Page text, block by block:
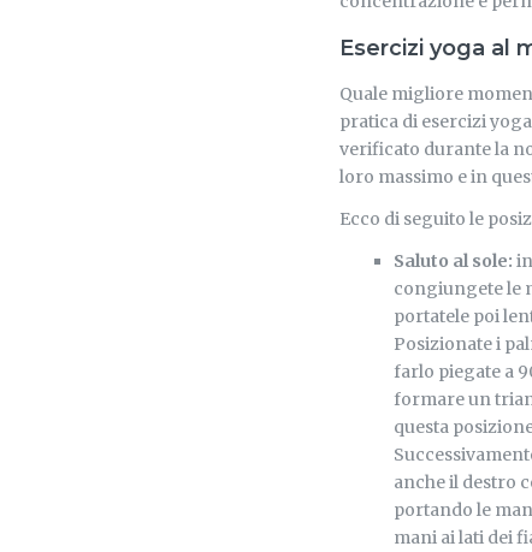
Esercizi yoga al
Quale migliore
pratica di esercizi
verificato durante la
loro massimo e in
Ecco di seguito le
Saluto al sole:
congiungete le
portatele poi
Posizionate i
farlo piegate a
formare un
questa
anche il destro
portando le
mani ai lati dei